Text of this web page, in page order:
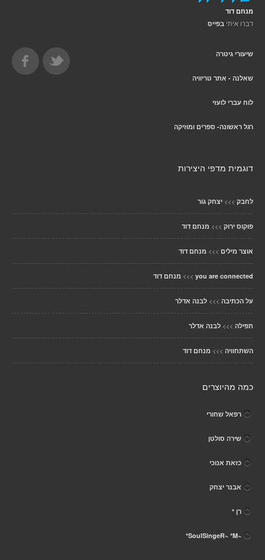
מנחם דוד
דברו איתי בפייס
שיעורי גיטרה
שאלנה - אתר טריוויה
לוח עברי לועזי
רגל ראשונה- ספרים ומוזיקה
דוגמית מדפי היצירות
לחבק >>> יצחק גור
פוקוס ירוק >>> מנחם דוד
אוצר מילים >>> מנחם דוד
you are connected
>>> מנחם דוד
על הכתיבה >>> לבנה אדלר
תפילה >>> לבנה אדלר
השתחוויה >>> מנחם דוד
כמה מהיוצרים
רפאל שחורי
שירה סולטן
כזאת אנוכי
אבנר יצחק
רן *
~SoulSingeR~ *M*